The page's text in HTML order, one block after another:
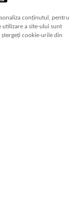
conținutul, pentru
utilizare a site-ului sunt
cookie-urile din